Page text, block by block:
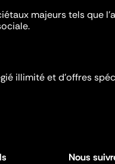
majeurs tels que
illimité et d’offres
Nous